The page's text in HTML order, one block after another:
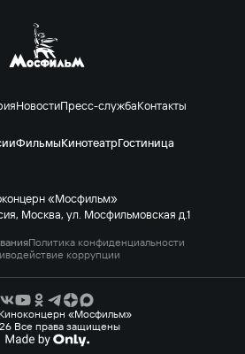
НовостиПресс-службаКонтакты
ФильмыКинотеатрГостиница
«Мосфильм»
Москва, ул. Мосфильмовская д.1
Политика конфиденциальности
коррупции
«Мосфильм»
Все права защищены